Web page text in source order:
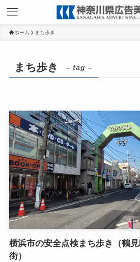
ホーム まち歩き
まち歩き – tag –
横浜市の安全点検まち歩き（鶴
街）